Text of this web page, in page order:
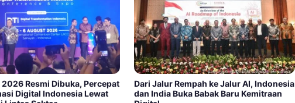
2026 Resmi Dibuka, Percepat
Digital Indonesia Lewat
Dari Jalur Rempah ke Jalur AI, Indonesia
dan India Buka Babak Baru Kemitraan